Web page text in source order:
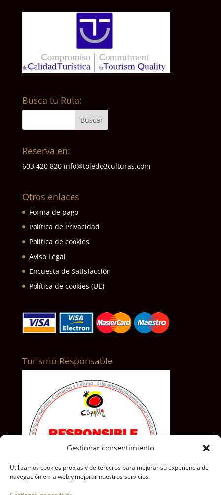
Gestionar consentimiento
Utilizamos cookies propias y de terceros para mejorar su experiencia de
navegación en la web y mejorar nuestros servicios.
Busca tu Ruta:
Reserva en:
603 420 820 info@toledo3culturas.com
Otros enlaces
Forma de pago
Política de Privacidad
Política de cookies
Aviso Legal
Encuesta de Satisfacción
Política de cookies (UE)
Turismo Responsable